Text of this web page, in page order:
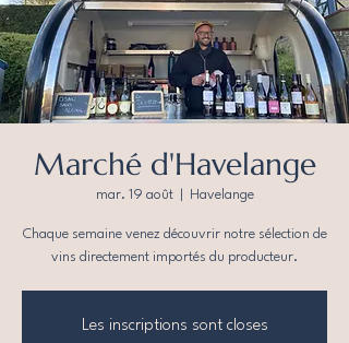
Marché d'Havelange
mar. 19 août
  |
Havelange
Chaque semaine venez découvrir notre sélection de
vins directement importés du producteur.
Les inscriptions sont closes